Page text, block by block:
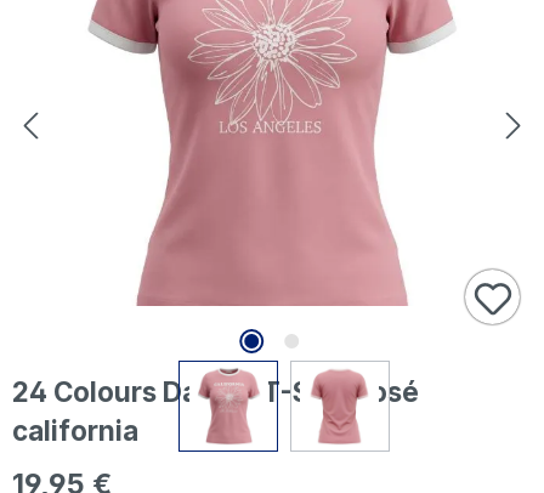
24 Colours Damen T-Shirt rosé
california
Regulärer Preis:
19,95 €